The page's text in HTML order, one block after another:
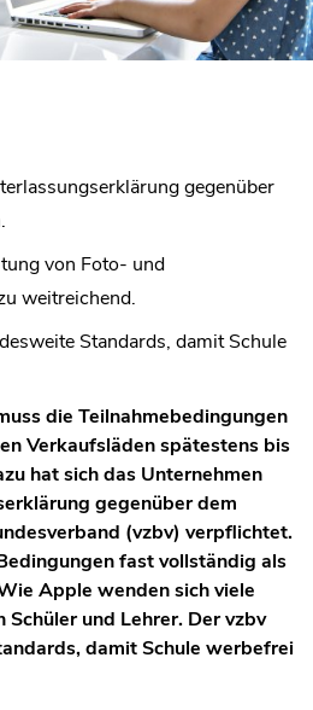
gegenüber
von Foto- und
weitreichend.
Standards, damit Schule
die Teilnahmebedingungen
Verkaufsläden spätestens bis
hat sich das Unternehmen
gegenüber dem
(vzbv) verpflichtet.
fast vollständig als
Apple wenden sich viele
und Lehrer. Der vzbv
damit Schule werbefrei